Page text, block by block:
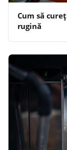
Cum să
rugină